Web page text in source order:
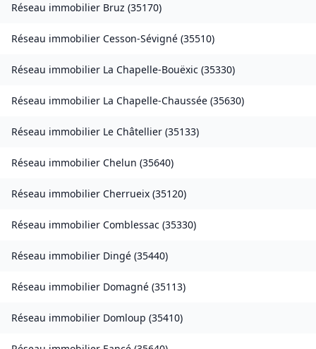
Réseau immobilier Bruz (35170)
Réseau immobilier Cesson-Sévigné (35510)
Réseau immobilier La Chapelle-Bouëxic (35330)
Réseau immobilier La Chapelle-Chaussée (35630)
Réseau immobilier Le Châtellier (35133)
Réseau immobilier Chelun (35640)
Réseau immobilier Cherrueix (35120)
Réseau immobilier Comblessac (35330)
Réseau immobilier Dingé (35440)
Réseau immobilier Domagné (35113)
Réseau immobilier Domloup (35410)